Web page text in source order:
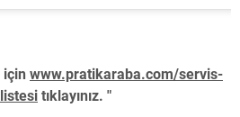
www.pratikaraba.com/servis-
tıklayınız. "